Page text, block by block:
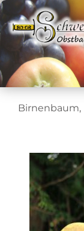
Birnenbaum,